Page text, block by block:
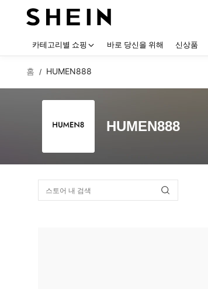
카테고리별 쇼핑 바로 당신을 위해 신상품
홈 / HUMEN888
HUMEN888